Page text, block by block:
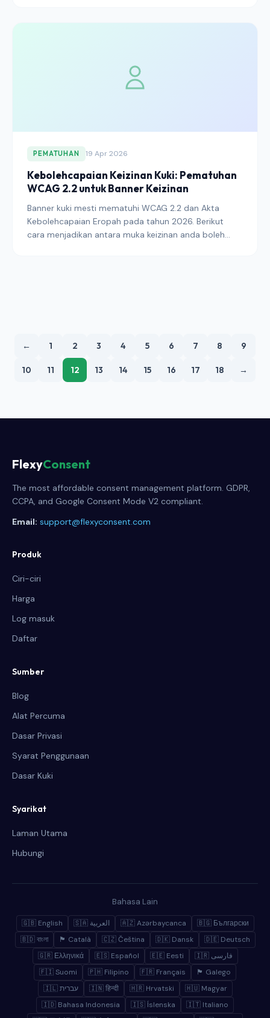
bagaimana penerbit harus berhijrah daripada isyarat
PEMATUHAN 19 Apr 2026
Kebolehcapaian Keizinan Kuki: Pematuhan
WCAG 2.2 untuk Banner Keizinan
Banner kuki mesti mematuhi WCAG 2.2 dan Akta
Kebolehcapaian Eropah pada tahun 2026. Berikut
cara menjadikan antara muka keizinan anda boleh
← 1 2 3 4 5 6 7 8 9
10 11 12 13 14 15 16 17 18 →
FlexyConsent
The most affordable consent management platform. GDPR,
CCPA, and Google Consent Mode V2 compliant.
Email: support@flexyconsent.com
Produk
Ciri-ciri
Harga
Log masuk
Daftar
Sumber
Blog
Alat Percuma
Dasar Privasi
Syarat Penggunaan
Dasar Kuki
Syarikat
Laman Utama
Hubungi
Bahasa Lain
🇬🇧 English 🇸🇦 العربية 🇦🇿 Azərbaycanca
🇧🇬 Български
🇧🇩 বাংলা
🏴 Català 🇨🇿 Čeština 🇩🇰 Dansk
🇩🇪 Deutsch
🇬🇷 Ελληνικά
🇪🇸 Español 🇪🇪 Eesti
🇮🇷 فارسی
🇫🇮 Suomi
🇵🇭 Filipino 🇫🇷 Français
🏴 Galego
🇮🇱 עברית
🇮🇳 हिन्दी 🇭🇷 Hrvatski
🇭🇺 Magyar
🇮🇩 Bahasa Indonesia
🇮🇸 Íslenska
🇮🇹 Italiano